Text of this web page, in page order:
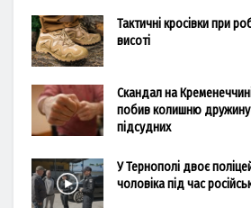
Тактичні кросівки при
висоті
Скандал на
побив колишню дружину
підсудних
У Тернополі двоє
чоловіка під час